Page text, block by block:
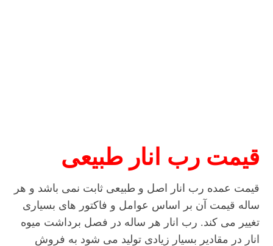
قیمت رب انار طبیعی
قیمت عمده رب انار اصل و طبیعی ثابت نمی باشد و هر
ساله قیمت آن بر اساس عوامل و فاکتور های بسیاری
تغییر می کند. رب انار هر ساله در فصل برداشت میوه
انار در مقادیر بسیار زیادی تولید می شود به فروش